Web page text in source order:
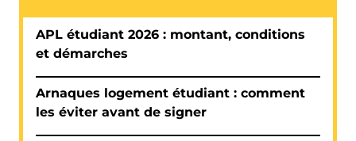
APL étudiant 2026 : montant, conditions
et démarches
Arnaques logement étudiant : comment
les éviter avant de signer